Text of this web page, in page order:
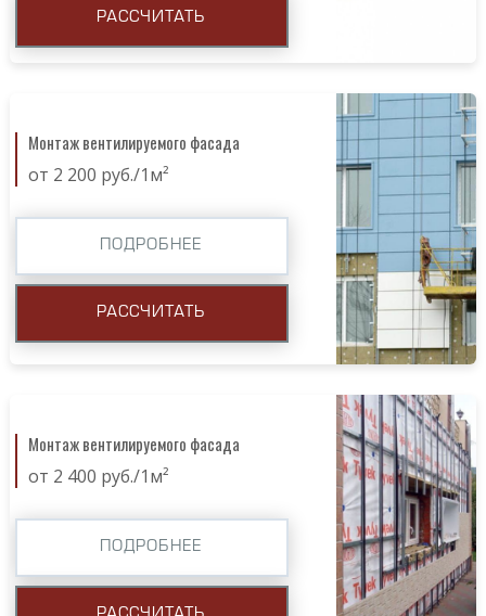
РАССЧИТАТЬ
Монтаж вентилируемого фасада
от 2 200 руб./1м²
ПОДРОБНЕЕ
РАССЧИТАТЬ
Монтаж вентилируемого фасада
от 2 400 руб./1м²
ПОДРОБНЕЕ